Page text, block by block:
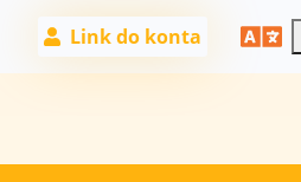
Link do konta